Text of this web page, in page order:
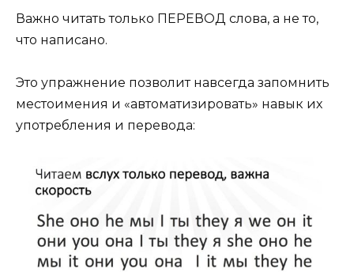
Важно читать только ПЕРЕВОД слова, а не то,
что написано.
Это упражнение позволит навсегда запомнить
местоимения и «автоматизировать» навык их
употребления и перевода: